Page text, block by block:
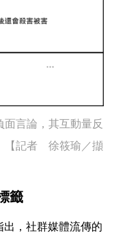
言論，其互動量反
【記者 徐筱瑜／擷
籤
出，社群媒體流傳的